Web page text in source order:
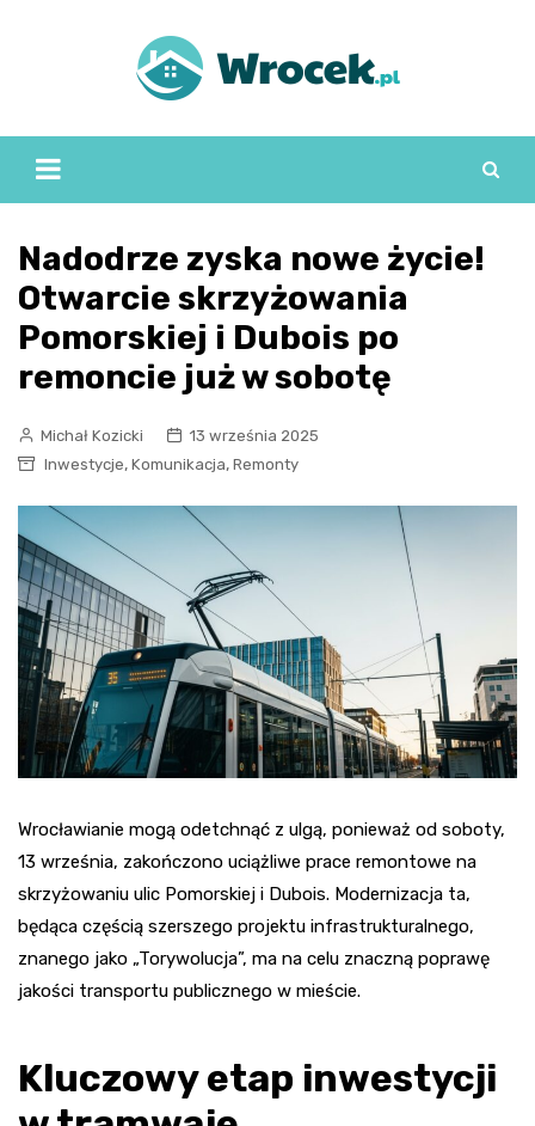
Nadodrze zyska nowe życie!
Otwarcie skrzyżowania
Pomorskiej i Dubois po
remoncie już w sobotę
Michał Kozicki
13 września 2025
Inwestycje, Komunikacja, Remonty
Wrocławianie mogą odetchnąć z ulgą, ponieważ od soboty,
13 września, zakończono uciążliwe prace remontowe na
skrzyżowaniu ulic Pomorskiej i Dubois. Modernizacja ta,
będąca częścią szerszego projektu infrastrukturalnego,
znanego jako „Torywolucja”, ma na celu znaczną poprawę
jakości transportu publicznego w mieście.
Kluczowy etap inwestycji